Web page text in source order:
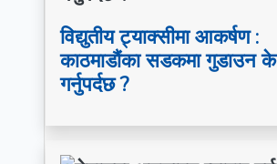
विद्युतीय ट्याक्सीमा आकर्षण :
काठमाडौंका सडकमा गुडाउन के
गर्नुपर्दछ ?